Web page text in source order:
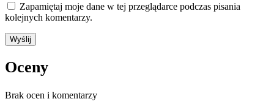
Zapamiętaj moje dane w tej przeglądarce podczas pisania
kolejnych komentarzy.
Oceny
Brak ocen i komentarzy